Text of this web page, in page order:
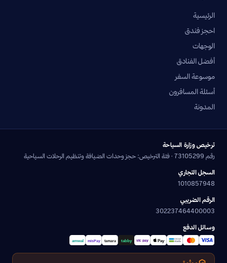
الرئيسية
احجز فندق
الوجهات
أفضل الفنادق
موسوعة السفر
أسئلة المسافرون
المدونة
ترخيص وزارة السياحة
رقم 73105299 · فئة الترخيص: حجز وحدات الضيافة وتنظيم الرحلات السياحية
السجل التجاري
1010857948
الرقم الضريبي
302237464400003
وسائل الدفع